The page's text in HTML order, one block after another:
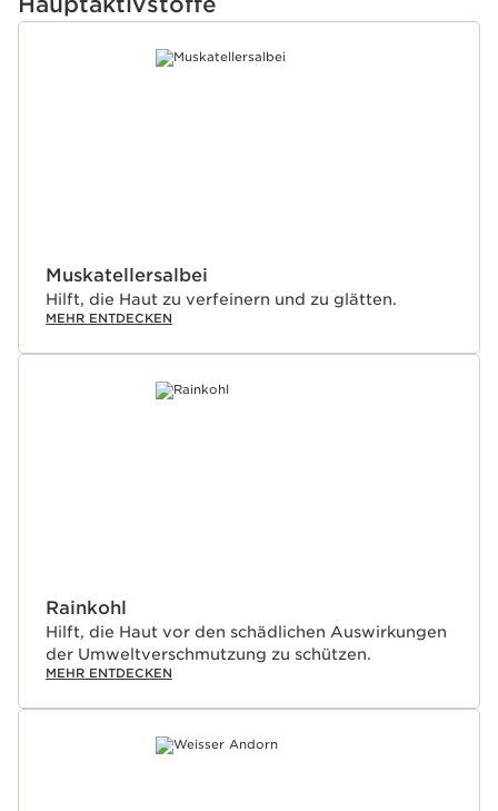
WEITER ZUM INHALT
Muskatellersalbei
Hilft, die Haut zu verfeinern und zu glätten.
MEHR ENTDECKEN
Rainkohl
Hilft, die Haut vor den schädlichen Auswirkungen
der Umweltverschmutzung zu schützen.
MEHR ENTDECKEN